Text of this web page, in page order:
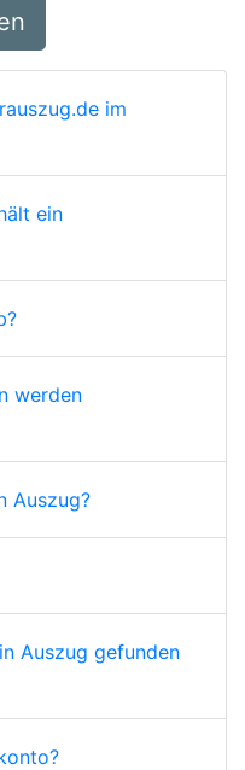
im
ein
werden
Auszug?
Auszug gefunden